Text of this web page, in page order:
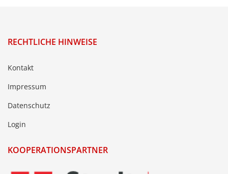
RECHTLICHE HINWEISE
Kontakt
Impressum
Datenschutz
Login
KOOPERATIONSPARTNER